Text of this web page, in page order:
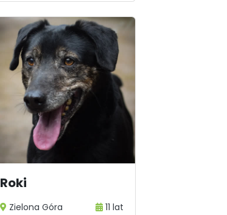
Roki
Zielona Góra 11 lat